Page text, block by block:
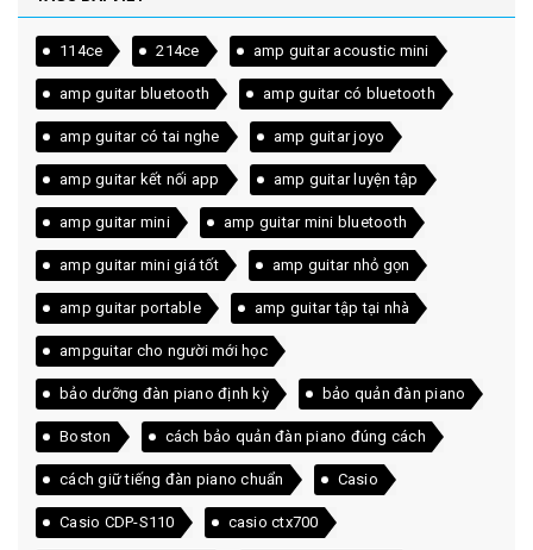
114ce 214ce amp guitar acoustic mini
amp guitar bluetooth amp guitar có bluetooth
amp guitar có tai nghe amp guitar joyo
amp guitar kết nối app amp guitar luyện tập
amp guitar mini amp guitar mini bluetooth
amp guitar mini giá tốt amp guitar nhỏ gọn
amp guitar portable amp guitar tập tại nhà
ampguitar cho người mới học
bảo dưỡng đàn piano định kỳ bảo quản đàn piano
Boston cách bảo quản đàn piano đúng cách
cách giữ tiếng đàn piano chuẩn Casio
Casio CDP-S110 casio ctx700